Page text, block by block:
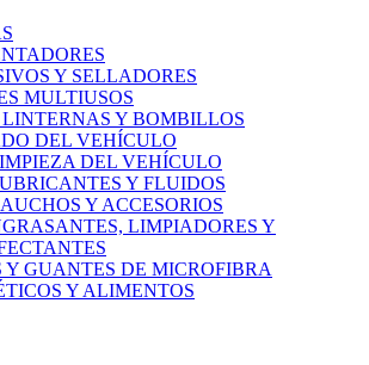
Y SELLADORES
MULTIUSOS
Y BOMBILLOS
DEL VEHÍCULO
DEL VEHÍCULO
Y FLUIDOS
Y ACCESORIOS
LIMPIADORES Y
Y GUANTES DE MICROFIBRA
Y ALIMENTOS